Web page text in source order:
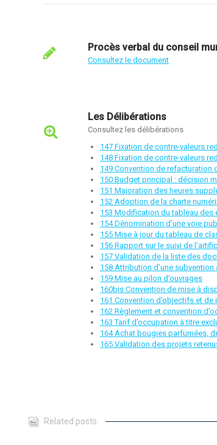
Procès verbal du conseil
Consultez le document
Les Délibérations
Consultez les délibérations
147 Fixation de contre-valeurs
148 Fixation de contre-valeurs
149 Convention de refacturation
150 Budget principal : décision
151 Majoration des heures
152 Adoption de la charte
153 Modification du tableau des
154 Dénomination d’une voie
155 Mise à jour du tableau de
156 Rapport sur le suivi de
157 Validation de la liste des
158 Attribution d’une
159 Mise au pilon d’ouvrages
160bis Convention de mise à
161 Convention d’objectifs et de
162 Règlement et convention
163 Tarif d’occupation à titre
164 Achat bougies parfumées,
165 Validation des projets
Related posts